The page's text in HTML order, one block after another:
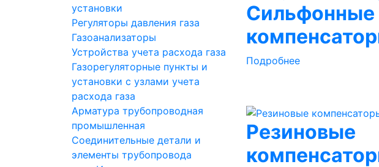
установки
Регуляторы давления газа
Газоанализаторы
Устройства учета расхода газа
Газорегуляторные пункты и
установки с узлами учета
расхода газа
Арматура трубопроводная
промышленная
Соединительные детали и
элементы трубопровода
Сильфонные
Подробнее
Резиновые